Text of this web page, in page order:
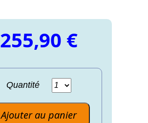
255,90 €
Quantité
Ajouter au panier